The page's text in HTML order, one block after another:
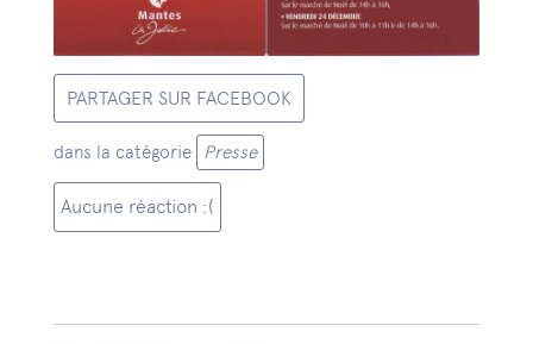
PARTAGER SUR FACEBOOK
dans la catégorie Presse
Aucune réaction :(